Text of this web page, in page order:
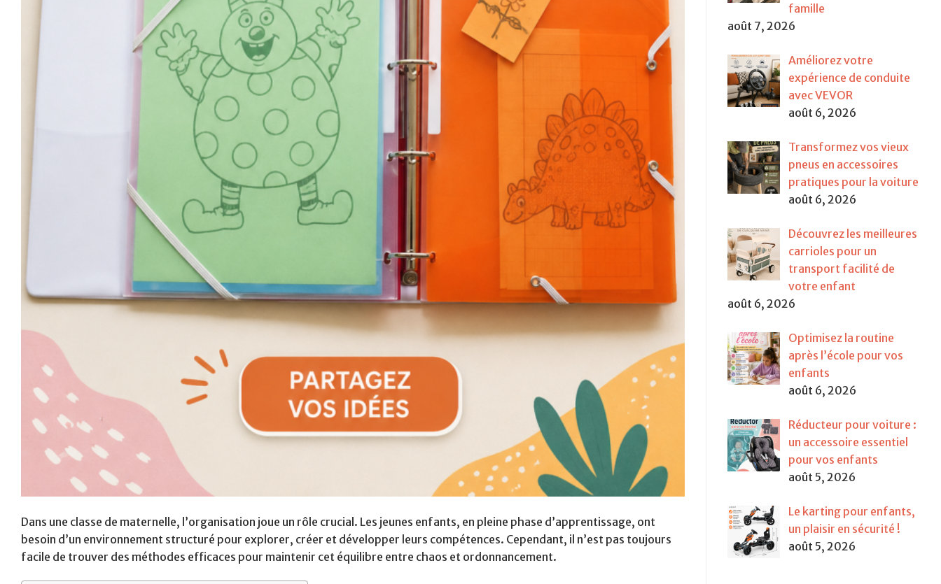
Dans une classe de maternelle, l’organisation joue un rôle crucial. Les jeunes enfants, en pleine phase d’apprentissage, ont
besoin d’un environnement structuré pour explorer, créer et développer leurs compétences. Cependant, il n’est pas toujours
facile de trouver des méthodes efficaces pour maintenir cet équilibre entre chaos et ordonnancement.
famille
août 7, 2026
Améliorez votre
expérience de conduite
avec VEVOR
août 6, 2026
Transformez vos vieux
pneus en accessoires
pratiques pour la voiture
août 6, 2026
Découvrez les meilleures
carrioles pour un
transport facilité de
votre enfant
août 6, 2026
Optimisez la routine
après l’école pour vos
enfants
août 6, 2026
Réducteur pour voiture :
un accessoire essentiel
pour vos enfants
août 5, 2026
Le karting pour enfants,
un plaisir en sécurité !
août 5, 2026